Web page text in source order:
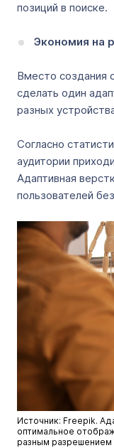
позиций в поиске.
Экономия на
Вместо создания
сделать один
разных
Согласно
аудитории
Адаптивная
пользователей
Источник: Freepik.
оптимальное
разным разрешением